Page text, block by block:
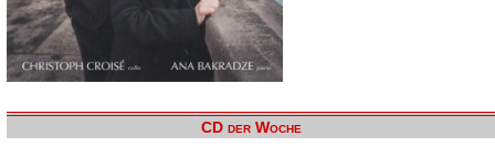
CD der Woche